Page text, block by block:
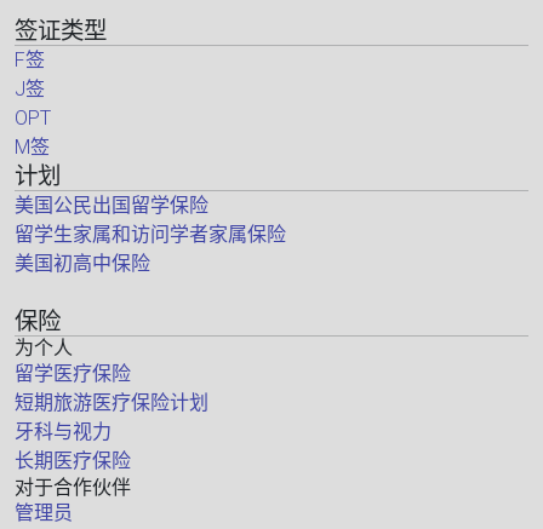
签证类型
F签
J签
OPT
M签
计划
美国公民出国留学保险
留学生家属和访问学者家属保险
美国初高中保险
保险
为个人
留学医疗保险
短期旅游医疗保险计划
牙科与视力
长期医疗保险
对于合作伙伴
管理员